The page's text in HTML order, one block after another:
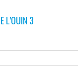
L’OUIN 3